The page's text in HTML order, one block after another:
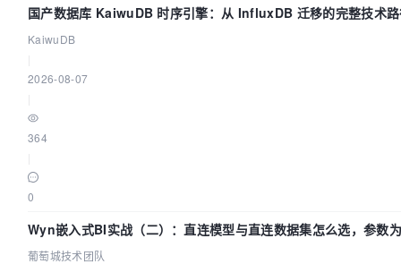
国产数据库 KaiwuDB 时序引擎：从 InfluxDB 迁移的完整技术
KaiwuDB
2026-08-07
364
0
Wyn嵌入式BI实战（二）：直连模型与直连数据集怎么选，参数
效？| 葡萄城技术团队
葡萄城技术团队